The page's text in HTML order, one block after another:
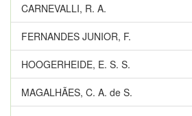
CARNEVALLI, R. A.
FERNANDES JUNIOR, F.
HOOGERHEIDE, E. S. S.
MAGALHÃES, C. A. de S.